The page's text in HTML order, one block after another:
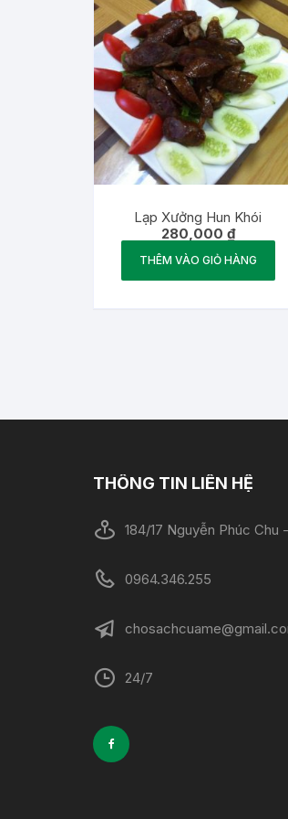
Lạp Xưởng Hun Khói
280,000 ₫
THÊM VÀO GIỎ HÀNG
THÔNG TIN LIÊN HỆ
184/17 Nguyễn Phúc Chu
0964.346.255
24/7